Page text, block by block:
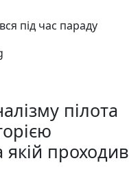
пілота
якій проходив